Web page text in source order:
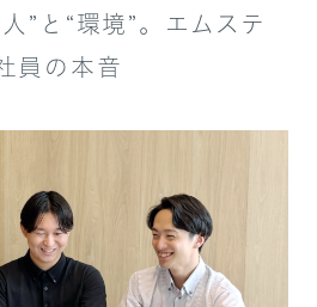
”と“環境”。エムステ
員の本音